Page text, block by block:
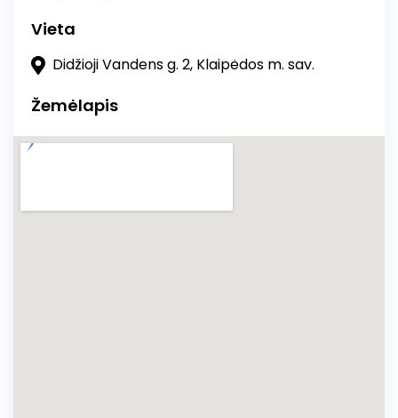
bendro, kas jose dalyvaudavo sužinosime
begamindami Užgavėnių kaukę.
Vieta
Didžioji Vandens g. 2, Klaipėdos m. sav.
Žemėlapis